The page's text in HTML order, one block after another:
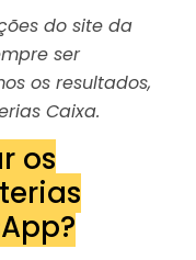
do site da
ser
os resultados,
Caixa.
os